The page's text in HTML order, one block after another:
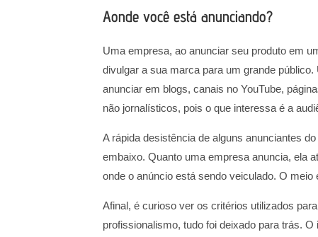
Aonde você está anunciando?
Uma empresa, ao anunciar seu produto em
divulgar a sua marca para um grande
anunciar em blogs, canais no YouTube,
não jornalísticos, pois o que interessa é a
A rápida desistência de alguns anunciantes
embaixo. Quanto uma empresa anuncia, ela
onde o anúncio está sendo veiculado. O meio
Afinal, é curioso ver os critérios utilizados
profissionalismo, tudo foi deixado para trás.